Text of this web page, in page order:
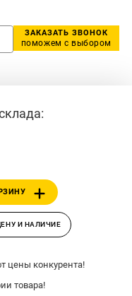
ЗАКАЗАТЬ ЗВОНОК
поможем с выбором
И НАЛИЧИЕ
цены конкурента!
товара!